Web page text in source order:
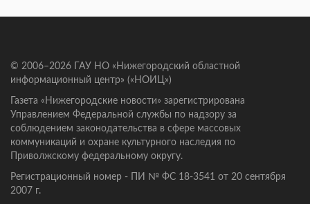
© 2006–2026 ГАУ НО «Нижегородский областной
информационный центр» («НОИЦ»)
Газета «Нижегородские новости» зарегистрирована
Управлением Федеральной службы по надзору за
соблюдением законодательства в сфере массовых
коммуникаций и охране культурного наследия по
Приволжскому федеральному округу.
Регистрационный номер - ПИ № ФС 18-3541 от 20 сентября
2007 г.